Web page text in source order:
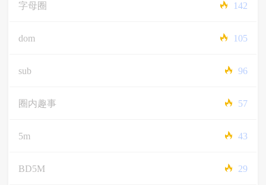
字母圈 142
dom 105
sub 96
圈内趣事 57
5m 43
BD5M 29